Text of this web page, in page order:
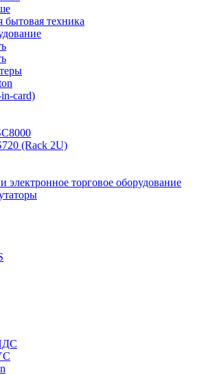
бытовая техника
card)
(Rack 2U)
электронное торговое оборудование